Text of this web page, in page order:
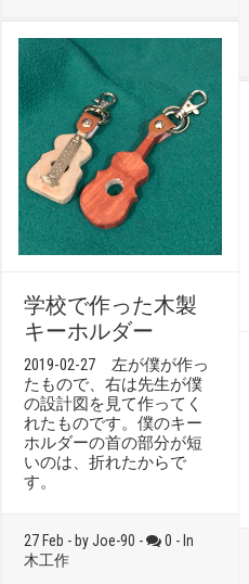
学校で作った木製
キーホルダー
2019-02-27 左が僕が作っ
たもので、右は先生が僕
の設計図を見て作ってく
れたものです。僕のキー
ホルダーの首の部分が短
いのは、折れたからで
す。
27 Feb - by Joe-90 -
0 - In
木工作